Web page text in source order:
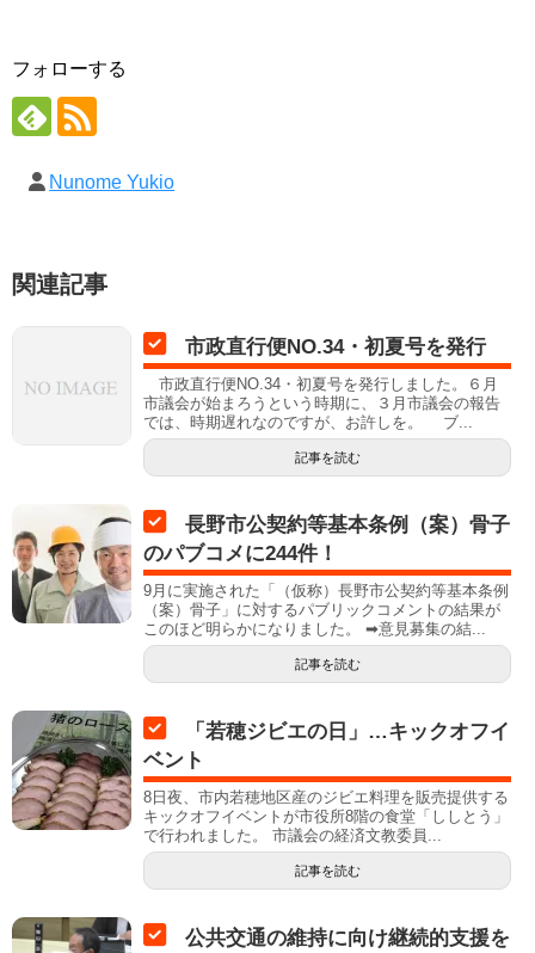
フォローする
Nunome Yukio
関連記事
市政直行便NO.34・初夏号を発行
市政直行便NO.34・初夏号を発行しました。６月
市議会が始まろうという時期に、３月市議会の報告
では、時期遅れなのですが、お許しを。 ブ...
記事を読む
長野市公契約等基本条例（案）骨子
のパブコメに244件！
9月に実施された「（仮称）長野市公契約等基本条例
（案）骨子」に対するパブリックコメントの結果が
このほど明らかになりました。 ➡意見募集の結...
記事を読む
「若穂ジビエの日」…キックオフイ
ベント
8日夜、市内若穂地区産のジビエ料理を販売提供する
キックオフイベントが市役所8階の食堂「ししとう」
で行われました。 市議会の経済文教委員...
記事を読む
公共交通の維持に向け継続的支援を